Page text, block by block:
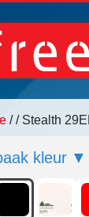
// Stealth
kleur